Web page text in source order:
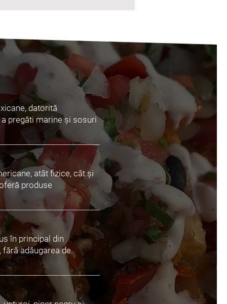
datorită
pregăti marine și sosuri
atât fizice, cât și
produse
în principal din
adăugarea de